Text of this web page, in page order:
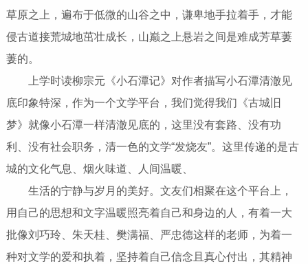
草原之上，遍布于低微的山谷之中，谦卑地手拉着手，才能
侵古道接荒城地茁壮成长，山巅之上悬岩之间是难成芳草萋
萋的。
上学时读柳宗元《小石潭记》对作者描写小石潭清澈见
底印象特深，作为一个文学平台，我们觉得我们《古城旧
梦》就像小石潭一样清澈见底的，这里没有套路、没有功
利、没有社会职务，清一色的文学“发烧友”。这里传递的是古
城的文化气息、烟火味道、人间温暖、
生活的宁静与岁月的美好。文友们相聚在这个平台上，
用自己的思想和文字温暖照亮着自己和身边的人，有着一大
批像刘巧玲、朱天桂、樊满福、严忠德这样的老师，为着一
种对文学的爱和执着，坚持着自己信念且真心付出，其精神